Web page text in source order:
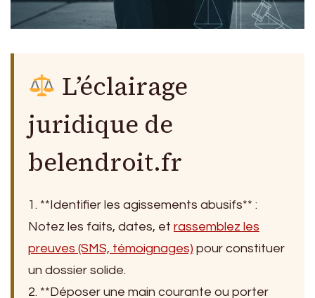
L’éclairage
juridique de
belendroit.fr
1. **Identifier les agissements abusifs** :
Notez les faits, dates, et rassemblez les
preuves (SMS, témoignages) pour constituer
un dossier solide.
2. **Déposer une main courante ou porter